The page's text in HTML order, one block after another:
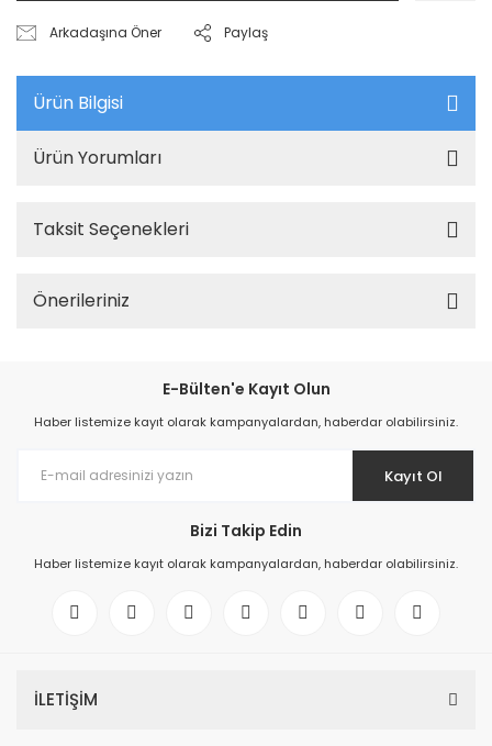
Arkadaşına Öner Paylaş
Ürün Bilgisi
Ürün Yorumları
Taksit Seçenekleri
Önerileriniz
E-Bülten'e Kayıt Olun
Haber listemize kayıt olarak kampanyalardan, haberdar olabilirsiniz.
Kayıt Ol
Bizi Takip Edin
Haber listemize kayıt olarak kampanyalardan, haberdar olabilirsiniz.
İLETİŞİM